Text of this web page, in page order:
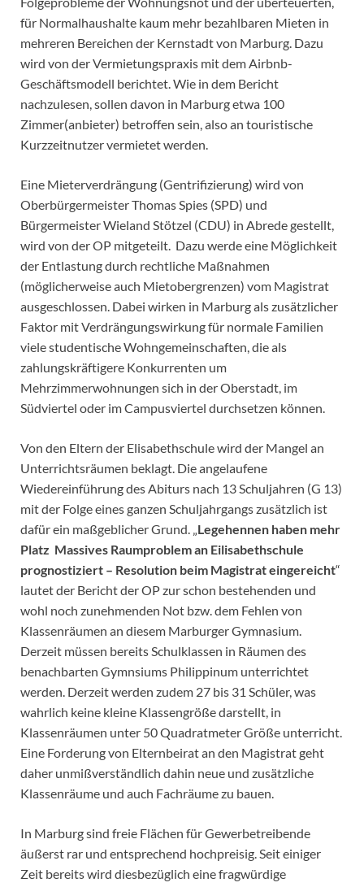
für Normalhaushalte kaum mehr bezahlbaren Mieten in
mehreren Bereichen der Kernstadt von Marburg. Dazu
wird von der Vermietungspraxis mit dem Airbnb-
Geschäftsmodell berichtet. Wie in dem Bericht
nachzulesen, sollen davon in Marburg etwa 100
Zimmer(anbieter) betroffen sein, also an touristische
Kurzzeitnutzer vermietet werden.
Eine Mieterverdrängung (Gentrifizierung) wird von
Oberbürgermeister Thomas Spies (SPD) und
Bürgermeister Wieland Stötzel (CDU) in Abrede gestellt,
wird von der OP mitgeteilt. Dazu werde eine Möglichkeit
der Entlastung durch rechtliche Maßnahmen
(möglicherweise auch Mietobergrenzen) vom Magistrat
ausgeschlossen. Dabei wirken in Marburg als zusätzlicher
Faktor mit Verdrängungswirkung für normale Familien
viele studentische Wohngemeinschaften, die als
zahlungskräftigere Konkurrenten um
Mehrzimmerwohnungen sich in der Oberstadt, im
Südviertel oder im Campusviertel durchsetzen können.
Von den Eltern der Elisabethschule wird der Mangel an
Unterrichtsräumen beklagt. Die angelaufene
Wiedereinführung des Abiturs nach 13 Schuljahren (G 13)
mit der Folge eines ganzen Schuljahrgangs zusätzlich ist
dafür ein maßgeblicher Grund. „ Legehennen haben mehr
Platz Massives Raumproblem an Eilisabethschule
prognostiziert – Resolution beim Magistrat eingereicht“
lautet der Bericht der OP zur schon bestehenden und
wohl noch zunehmenden Not bzw. dem Fehlen von
Klassenräumen an diesem Marburger Gymnasium.
Derzeit müssen bereits Schulklassen in Räumen des
benachbarten Gymnsiums Philippinum unterrichtet
werden. Derzeit werden zudem 27 bis 31 Schüler, was
wahrlich keine kleine Klassengröße darstellt, in
Klassenräumen unter 50 Quadratmeter Größe unterricht.
Eine Forderung von Elternbeirat an den Magistrat geht
daher unmißverständlich dahin neue und zusätzliche
Klassenräume und auch Fachräume zu bauen.
In Marburg sind freie Flächen für Gewerbetreibende
äußerst rar und entsprechend hochpreisig. Seit einiger
Zeit bereits wird diesbezüglich eine fragwürdige